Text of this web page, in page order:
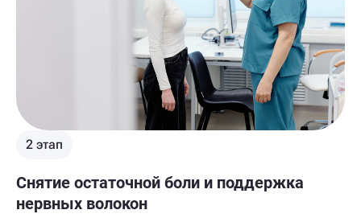
2 этап
Снятие остаточной боли и поддержка
нервных волокон